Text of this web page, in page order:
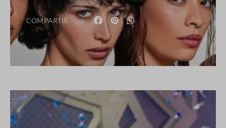
COMPARTIR